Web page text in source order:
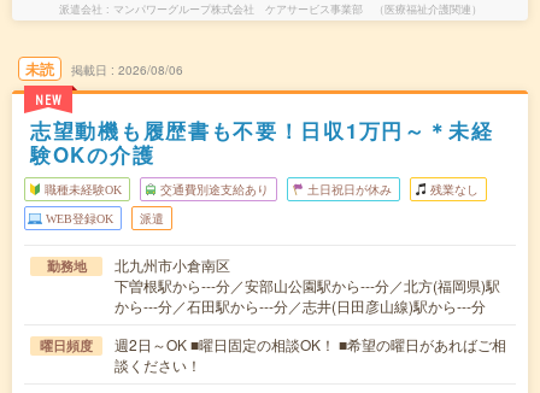
派遣会社 マンパワーグループ株式会社 ケアサービス事業部 （医療福祉介護関連）
未読
NEW
掲載日 2026/08/06
志望動機も履歴書も不要！日収1万円～＊未経
験OKの介護
職種未経験OK 交通費別途支給あり 土日祝日が休み 残業なし
WEB登録OK 派遣
勤務地
北九州市小倉南区
下曽根駅から---分／安部山公園駅から---分／北方(福岡県)駅
から---分／石田駅から---分／志井(日田彦山線)駅から---分
曜日頻度
週2日～OK ■曜日固定の相談OK！ ■希望の曜日があればご相
談ください！